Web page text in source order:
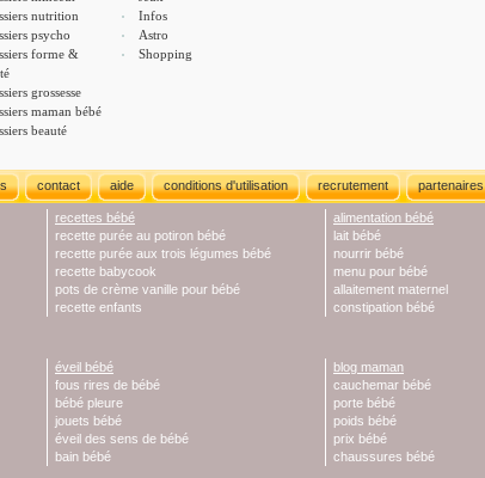
nutrition
psycho
forme &
grossesse
maman bébé
beauté
Infos
Astro
Shopping
contact aide conditions d'utilisation recrutement partenaires
recettes bébé
recette purée au potiron bébé
recette purée aux trois légumes bébé
recette babycook
pots de crème vanille pour bébé
recette enfants
alimentation bébé
lait bébé
nourrir bébé
menu pour bébé
allaitement maternel
constipation bébé
éveil bébé
fous rires de bébé
bébé pleure
jouets bébé
éveil des sens de bébé
bain bébé
blog maman
cauchemar bébé
porte bébé
poids bébé
prix bébé
chaussures bébé